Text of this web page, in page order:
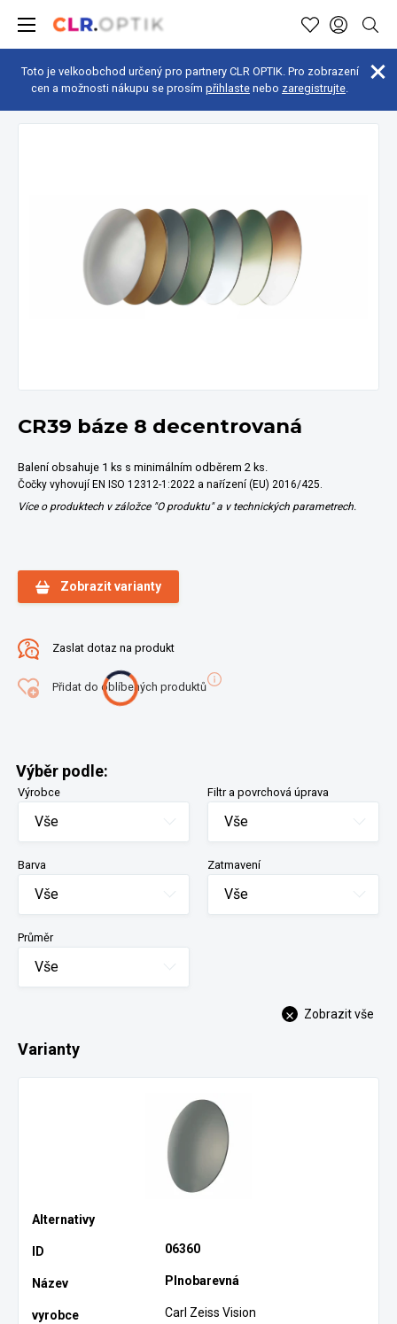
Toto je velkoobchod určený pro partnery CLR OPTIK. Pro zobrazení
cen a možnosti nákupu se prosím přihlaste nebo zaregistrujte.
Sluneční filtry a čočky
CR39 báze 8 decentrovaná
Balení obsahuje 1 ks s minimálním odběrem 2 ks.
Čočky vyhovují EN ISO 12312-1:2022 a nařízení (EU) 2016/425.
Více o produktech v záložce "O produktu" a v technických parametrech.
Zobrazit varianty
Zaslat dotaz na produkt
Přidat do oblíbených produktů
Výběr podle:
Výrobce
Vše
Filtr a povrchová úprava
Vše
Barva
Vše
Zatmavení
Vše
Průměr
Vše
Zobrazit vše
Varianty
06360
Plnobarevná
Carl Zeiss Vision